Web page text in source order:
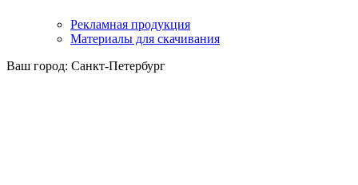
Рекламная продукция
Материалы для скачивания
Ваш город: Санкт-Петербург